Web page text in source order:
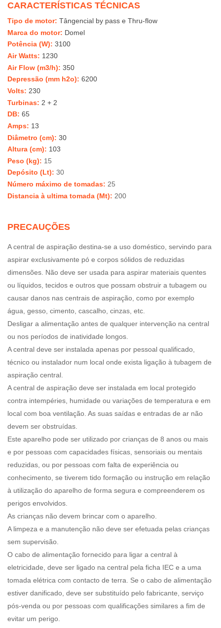
CARACTERÍSTICAS TÉCNICAS
Tipo de motor: Tângencial by pass e Thru-flow
Marca do motor: Domel
Potência (W): 3100
Air Watts: 1230
Air Flow (m3/h): 350
Depressão (mm h2o): 6200
Volts: 230
Turbinas: 2 + 2
DB: 65
Amps: 13
Diâmetro (cm): 30
Altura (cm): 103
Peso (kg): 15
Depósito (Lt): 30
Número máximo de tomadas: 25
Distancia à ultima tomada (Mt): 200
PRECAUÇÕES
A central de aspiração destina-se a uso doméstico, servindo para
aspirar exclusivamente pó e corpos sólidos de reduzidas
dimensões. Não deve ser usada para aspirar materiais quentes
ou líquidos, tecidos e outros que possam obstruir a tubagem ou
causar danos nas centrais de aspiração, como por exemplo
água, gesso, cimento, cascalho, cinzas, etc.
Desligar a alimentação antes de qualquer intervenção na central
ou nos períodos de inatividade longos.
A central deve ser instalada apenas por pessoal qualificado,
técnico ou instalador num local onde exista ligação à tubagem de
aspiração central.
A central de aspiração deve ser instalada em local protegido
contra intempéries, humidade ou variações de temperatura e em
local com boa ventilação. As suas saídas e entradas de ar não
devem ser obstruídas.
Este aparelho pode ser utilizado por crianças de 8 anos ou mais
e por pessoas com capacidades físicas, sensoriais ou mentais
reduzidas, ou por pessoas com falta de experiência ou
conhecimento, se tiverem tido formação ou instrução em relação
à utilização do aparelho de forma segura e compreenderem os
perigos envolvidos.
As crianças não devem brincar com o aparelho.
A limpeza e a manutenção não deve ser efetuada pelas crianças
sem supervisão.
O cabo de alimentação fornecido para ligar a central à
eletricidade, deve ser ligado na central pela ficha IEC e a uma
tomada elétrica com contacto de terra. Se o cabo de alimentação
estiver danificado, deve ser substituído pelo fabricante, serviço
pós-venda ou por pessoas com qualificações similares a fim de
evitar um perigo.